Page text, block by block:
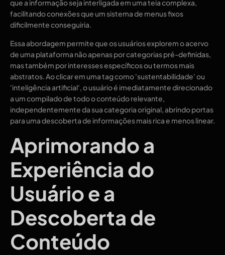
que a informação seja interligada em uma teia complexa,
facilitando conexões que um sistema de menus fixos
dificilmente conseguiria.
Essa abordagem permite que os usuários explorem o acervo
de uma plataforma não apenas por categorias pré-definidas,
mas também por interesses específicos ou termos mais
abstratos. Ao clicar em uma tag como 'sustentabilidade' ou
'inteligência artificial', o usuário é imediatamente direcionado
a um compilado de todo o conteúdo relevante,
independentemente da sua categoria original, abrindo portas
para uma descoberta de informações mais rica e menos linear.
Aprimorando a
Experiência do
Usuário e a
Descoberta de
Conteúdo